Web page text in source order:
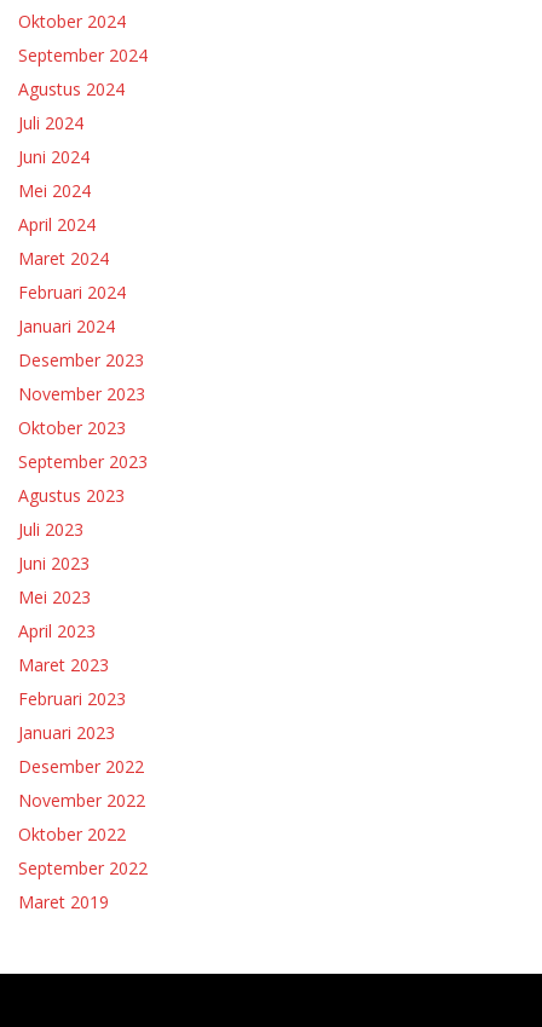
Oktober 2024
September 2024
Agustus 2024
Juli 2024
Juni 2024
Mei 2024
April 2024
Maret 2024
Februari 2024
Januari 2024
Desember 2023
November 2023
Oktober 2023
September 2023
Agustus 2023
Juli 2023
Juni 2023
Mei 2023
April 2023
Maret 2023
Februari 2023
Januari 2023
Desember 2022
November 2022
Oktober 2022
September 2022
Maret 2019